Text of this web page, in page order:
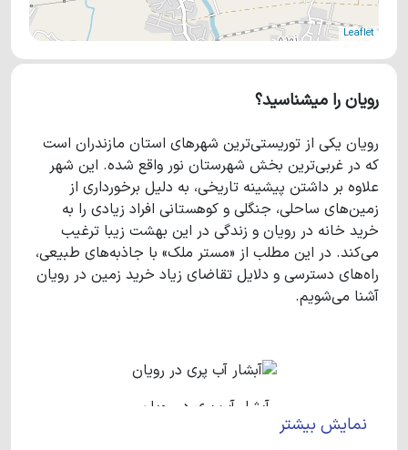
Leaflet
رویان را میشناسید؟
رویان یکی از توریستی‌ترین شهرهای استان مازندران است
که در غربی‌ترین بخش شهرستان نور واقع شده. این شهر
علاوه بر داشتن پیشینه تاریخی، به دلیل برخورداری از
زمین‌های ساحلی، جنگلی و کوهستانی افراد زیادی را به
خرید خانه در رویان و زندگی در این بهشت زیبا ترغیب
می‌کند. در این مطلب از «مستر ملک» با جاذبه‌های طبیعی،
راه‌های دسترسی و دلایل تقاضای زیاد خرید زمین در رویان
آشنا می‌شویم.
آبشار آب پری در رویان
نمایش بیشتر